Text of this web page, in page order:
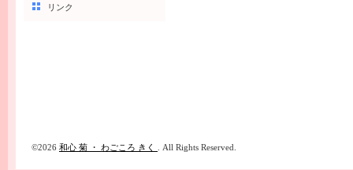
リンク
©2026 和心 菊 ・ わごころ きく . All Rights Reserved.